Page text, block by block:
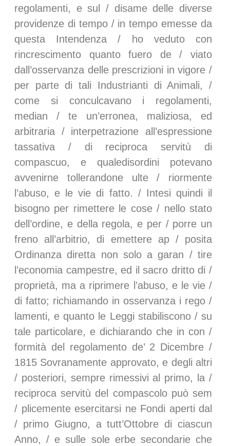
regolamenti, e sul / disame delle diverse
providenze di tempo / in tempo emesse da
questa Intendenza / ho veduto con
rincrescimento quanto fuero de / viato
dall’osservanza delle prescrizioni in vigore /
per parte di tali Industrianti di Animali, /
come si conculcavano i regolamenti,
median / te un’erronea, maliziosa, ed
arbitraria / interpetrazione all’espressione
tassativa / di reciproca servitù di
compascuo, e qualedisordini potevano
avvenirne tollerandone ulte / riormente
l’abuso, e le vie di fatto. / Intesi quindi il
bisogno per rimettere le cose / nello stato
dell’ordine, e della regola, e per / porre un
freno all’arbitrio, di emettere ap / posita
Ordinanza diretta non solo a garan / tire
l’economia campestre, ed il sacro dritto di /
proprietà, ma a riprimere l’abuso, e le vie /
di fatto; richiamando in osservanza i rego /
lamenti, e quanto le Leggi stabiliscono / su
tale particolare, e dichiarando che in con /
formità del regolamento de’ 2 Dicembre /
1815 Sovranamente approvato, e degli altri
/ posteriori, sempre rimessivi al primo, la /
reciproca servitù del compascolo può sem
/ plicemente esercitarsi ne Fondi aperti dal
/ primo Giugno, a tutt’Ottobre di ciascun
Anno, / e sulle sole erbe secondarie che